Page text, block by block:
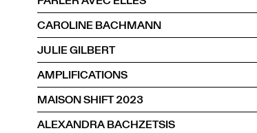
CAROLINE BACHMANN
JULIE GILBERT
AMPLIFICATIONS
MAISON SHIFT 2023
ALEXANDRA BACHZETSIS